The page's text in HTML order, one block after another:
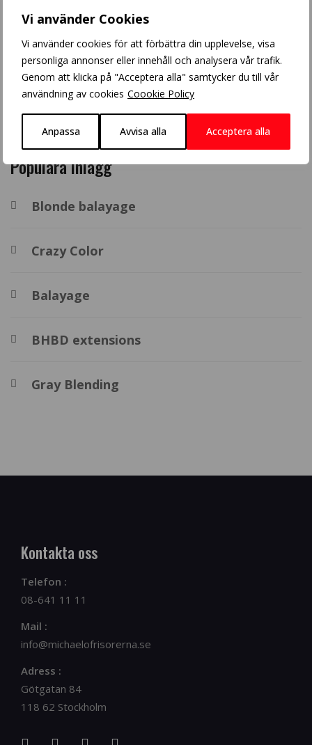
Vi använder Cookies
Vi använder cookies för att förbättra din upplevelse, visa
personliga annonser eller innehåll och analysera vår trafik.
Genom att klicka på "Acceptera alla" samtycker du till vår
användning av cookies Coookie Policy
Anpassa Avvisa alla Acceptera alla
Arkiv
Populära inlägg
Blonde balayage
Crazy Color
Balayage
BHBD extensions
Gray Blending
Kontakta oss
Telefon :
08-641 11 11
Mail :
info@michaelofrisorerna.se
Adress :
Götgatan 84
118 62 Stockholm